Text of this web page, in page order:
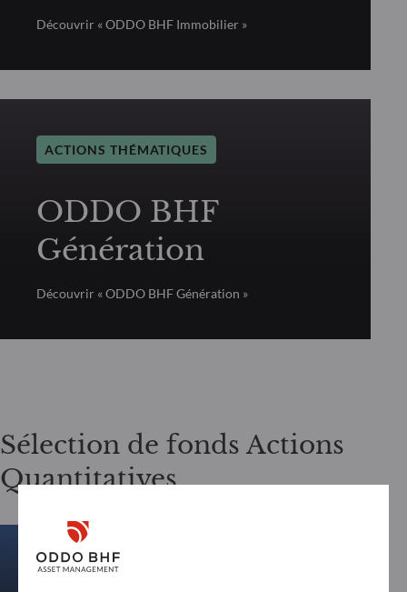
Découvrir « ODDO BHF Immobilier »
ACTIONS THÉMATIQUES
ODDO BHF
Génération
Découvrir « ODDO BHF Génération »
Sélection de fonds Actions
Quantitatives
ACTIONS QUANTITATIVES